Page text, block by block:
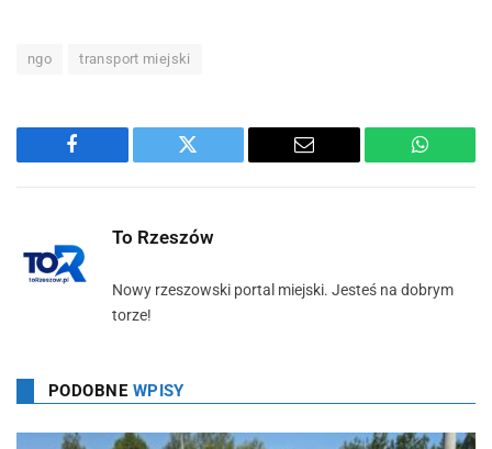
ngo transport miejski
Facebook Twitter Email
To Rzeszów
Nowy rzeszowski portal miejski. Jesteś na dobrym
torze!
PODOBNE WPISY